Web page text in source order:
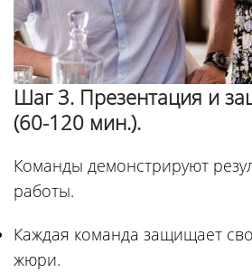
Шаг 3. Презентация и
(60-120 мин.).
Команды демонстрируют
работы.
Каждая команда защищает
жюри.